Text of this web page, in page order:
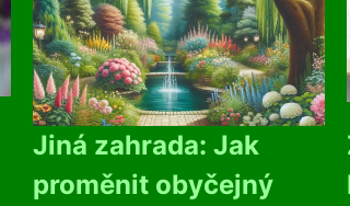
Jiná zahrada: Jak
proměnit obyčejný